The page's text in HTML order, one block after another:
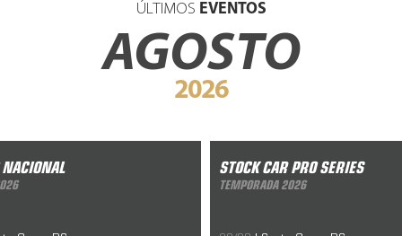
ÚLTIMOS EVENTOS
AGOSTO
2026
STOCK CAR PRO SERIES
TEMPORADA 2026
10/05/2019